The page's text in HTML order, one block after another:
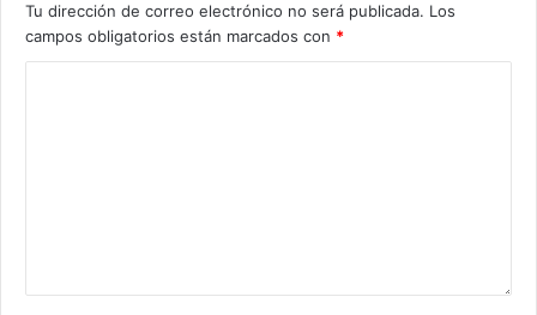
Tu dirección de correo electrónico no será publicada. Los
campos obligatorios están marcados con *